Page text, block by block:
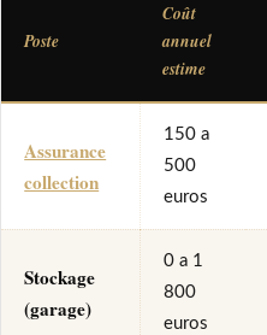
Poste
Coût
annuel
estime
Assurance
collection
150 a
500
euros
Stockage
(garage)
0 a 1
800
euros